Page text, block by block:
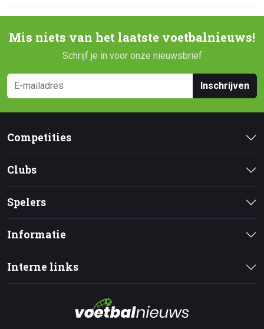
Mis niets van het laatste voetbalnieuws!
Schrijf je in voor onze nieuwsbrief
Inschrijven
Competities
Clubs
Spelers
Informatie
Interne links